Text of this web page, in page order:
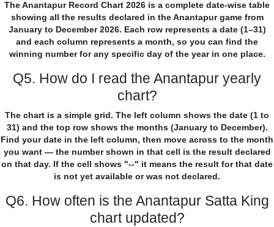
The Anantapur Record Chart 2026 is a complete date-wise table
showing all the results declared in the Anantapur game from
January to December 2026. Each row represents a date (1–31)
and each column represents a month, so you can find the
winning number for any specific day of the year in one place.
Q5. How do I read the Anantapur yearly
chart?
The chart is a simple grid. The left column shows the date (1 to
31) and the top row shows the months (January to December).
Find your date in the left column, then move across to the month
you want — the number shown in that cell is the result declared
on that day. If the cell shows "--" it means the result for that date
is not yet available or was not declared.
Q6. How often is the Anantapur Satta King
chart updated?